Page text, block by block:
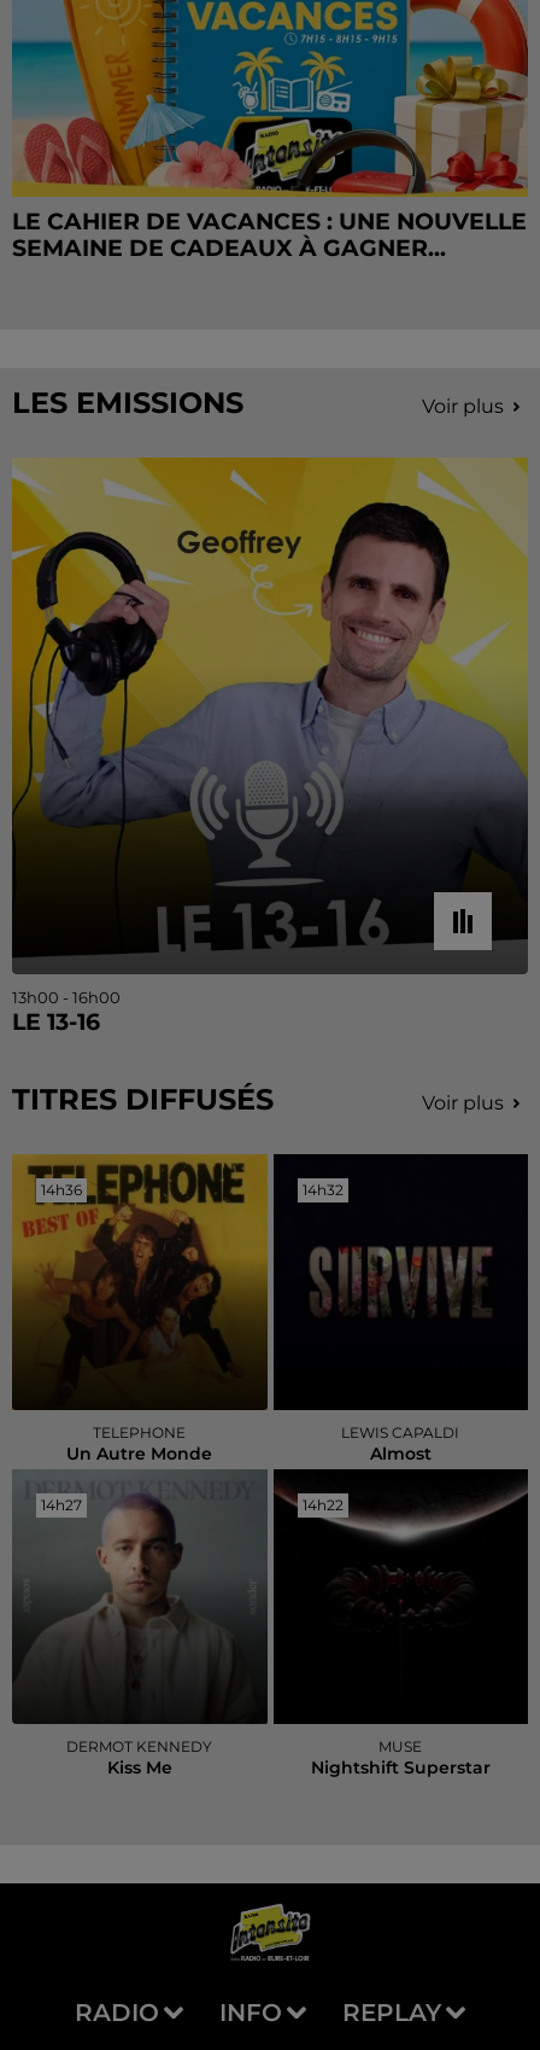
LE CAHIER DE VACANCES : UNE NOUVELLE
SEMAINE DE CADEAUX À GAGNER...
LES EMISSIONS Voir plus
13h00 - 16h00
LE 13-16
TITRES DIFFUSÉS Voir plus
14h36
14h36
TELEPHONE
Un Autre Monde
14h32
14h32
LEWIS CAPALDI
Almost
14h27
14h27
DERMOT KENNEDY
Kiss Me
14h22
14h22
MUSE
Nightshift Superstar
RADIO INFO REPLAY